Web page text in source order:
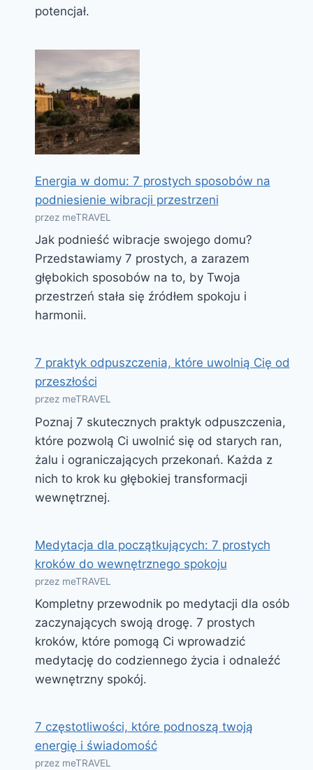
potencjał.
Energia w domu: 7 prostych sposobów na
podniesienie wibracji przestrzeni
przez meTRAVEL
Jak podnieść wibracje swojego domu?
Przedstawiamy 7 prostych, a zarazem
głębokich sposobów na to, by Twoja
przestrzeń stała się źródłem spokoju i
harmonii.
7 praktyk odpuszczenia, które uwolnią Cię od
przeszłości
przez meTRAVEL
Poznaj 7 skutecznych praktyk odpuszczenia,
które pozwolą Ci uwolnić się od starych ran,
żalu i ograniczających przekonań. Każda z
nich to krok ku głębokiej transformacji
wewnętrznej.
Medytacja dla początkujących: 7 prostych
kroków do wewnętrznego spokoju
przez meTRAVEL
Kompletny przewodnik po medytacji dla osób
zaczynających swoją drogę. 7 prostych
kroków, które pomogą Ci wprowadzić
medytację do codziennego życia i odnaleźć
wewnętrzny spokój.
7 częstotliwości, które podnoszą twoją
energię i świadomość
przez meTRAVEL